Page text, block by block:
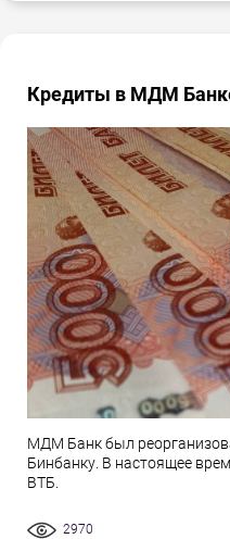
Кредиты в МДМ
МДМ Банк был
Бинбанку. В настоящее
ВТБ.
2970